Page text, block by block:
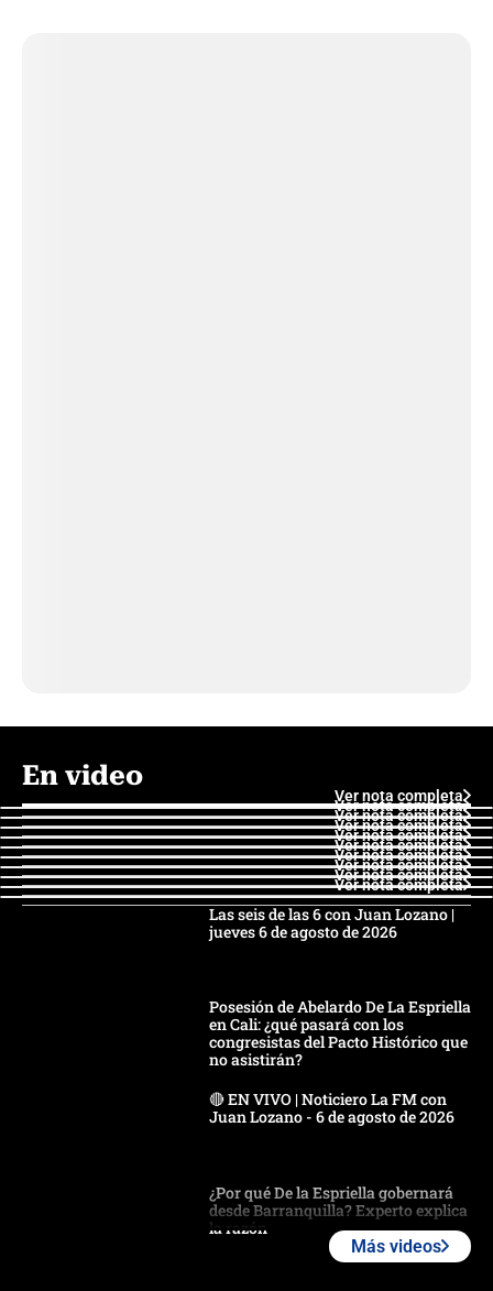
En video
Ver nota completa
Ver nota completa
Ver nota completa
Ver nota completa
Ver nota completa
Ver nota completa
Ver nota completa
Ver nota completa
Ver nota completa
Ver nota completa
Las seis de las 6 con Juan Lozano |
jueves 6 de agosto de 2026
Posesión de Abelardo De La Espriella
en Cali: ¿qué pasará con los
congresistas del Pacto Histórico que
no asistirán?
🔴 EN VIVO | Noticiero La FM con
Juan Lozano - 6 de agosto de 2026
¿Por qué De la Espriella gobernará
desde Barranquilla? Experto explica
la razón
Más videos